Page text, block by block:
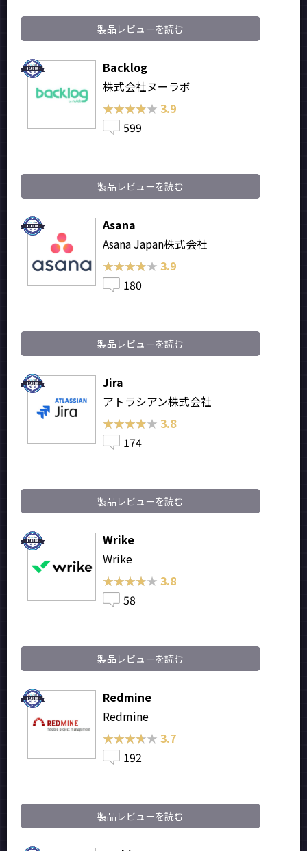
製品レビューを読む
Backlog
株式会社ヌーラボ
★★★★★
★★★★★ 3.9
599
製品レビューを読む
Asana
Asana Japan株式会社
★★★★★
★★★★★ 3.9
180
製品レビューを読む
Jira
アトラシアン株式会社
★★★★★
★★★★★ 3.8
174
製品レビューを読む
Wrike
Wrike
★★★★★
★★★★★ 3.8
58
製品レビューを読む
Redmine
Redmine
★★★★★
★★★★★ 3.7
192
製品レビューを読む